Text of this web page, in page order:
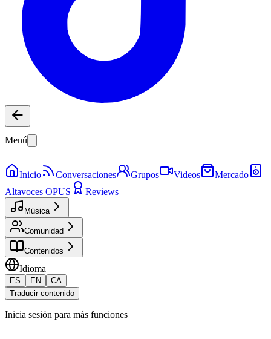
Menú
Inicio Conversaciones Grupos Videos
Mercado
Altavoces OPUS
Reviews
Música
Comunidad
Contenidos
Idioma
ES EN
CA
Traducir contenido
Inicia sesión para más funciones